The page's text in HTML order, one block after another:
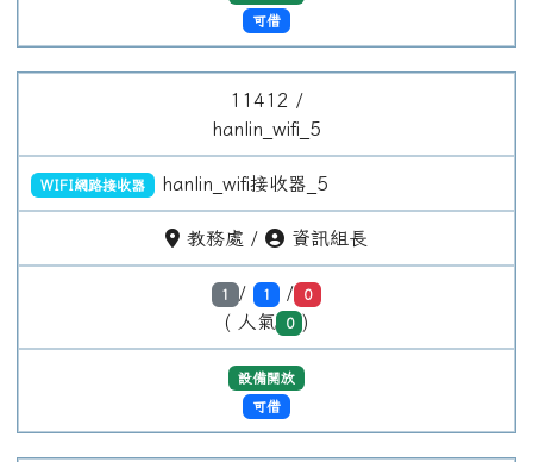
設備開放
可借
11412 /
hanlin_wifi_6
WIFI網路接收器 hanlin_wifi接收器_6
教務處 / 資訊組長
1 / 1 / 0
( 人氣 0 )
設備開放
可借